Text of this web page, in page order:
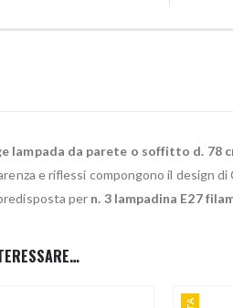
lampada da parete o soffitto d. 78
e riflessi compongono il design di
per n. 3 lampadina E27